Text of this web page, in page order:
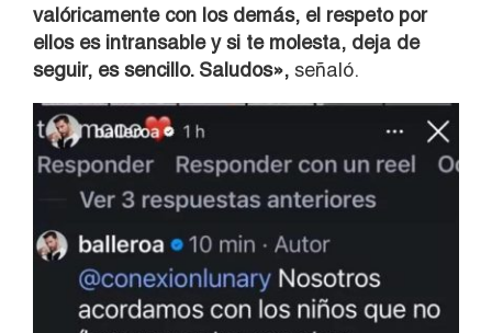
valóricamente con los demás, el respeto por
ellos es intransable y si te molesta, deja de
seguir, es sencillo. Saludos», señaló.